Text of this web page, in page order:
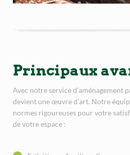
Principaux
Avec notre service d’aménagement
devient une œuvre d’art. Notre
normes rigoureuses pour votre
de votre espace :